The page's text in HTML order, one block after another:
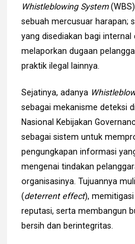
Whistleblowing System
sebuah mercusuar harapan;
yang disediakan bagi internal
melaporkan dugaan
praktik ilegal lainnya.
Sejatinya, adanya
sebagai mekanisme deteksi
Nasional Kebijakan
sebagai sistem untuk
pengungkapan informasi
mengenai tindakan
organisasinya. Tujuannya
(deterrent effect),
reputasi, serta membangun
bersih dan berintegritas.